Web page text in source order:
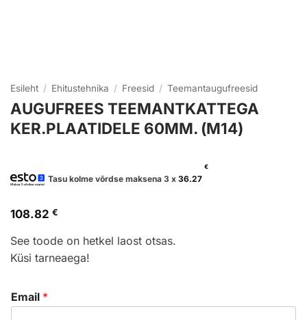
Esileht / Ehitustehnika / Freesid / Teemantaugufreesid
AUGUFREES TEEMANTKATTEGA
KER.PLAATIDELE 60MM. (M14)
Tasu kolme võrdse maksena 3 x 36.27
€
108.82 €
See toode on hetkel laost otsas.
Küsi tarneaega!
Email *